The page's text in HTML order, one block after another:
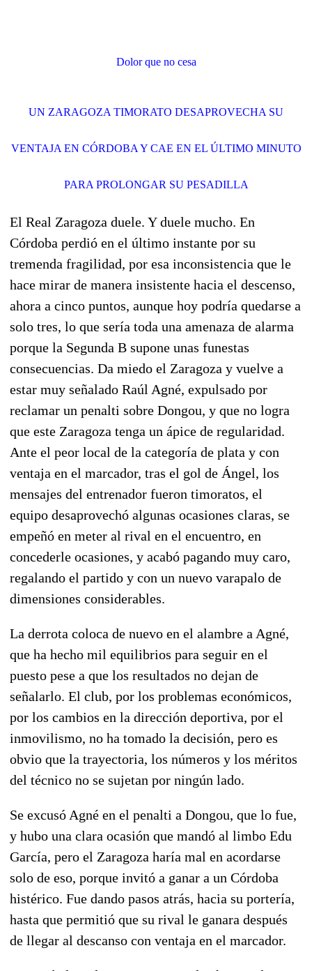
Dolor que no cesa
UN ZARAGOZA TIMORATO DESAPROVECHA SU
VENTAJA EN CÓRDOBA Y CAE EN EL ÚLTIMO MINUTO
PARA PROLONGAR SU PESADILLA
El Real Zaragoza duele. Y duele mucho. En
Córdoba perdió en el último instante por su
tremenda fragilidad, por esa inconsistencia que le
hace mirar de manera insistente hacia el descenso,
ahora a cinco puntos, aunque hoy podría quedarse a
solo tres, lo que sería toda una amenaza de alarma
porque la Segunda B supone unas funestas
consecuencias. Da miedo el Zaragoza y vuelve a
estar muy señalado Raúl Agné, expulsado por
reclamar un penalti sobre Dongou, y que no logra
que este Zaragoza tenga un ápice de regularidad.
Ante el peor local de la categoría de plata y con
ventaja en el marcador, tras el gol de Ángel, los
mensajes del entrenador fueron timoratos, el
equipo desaprovechó algunas ocasiones claras, se
empeñó en meter al rival en el encuentro, en
concederle ocasiones, y acabó pagando muy caro,
regalando el partido y con un nuevo varapalo de
dimensiones considerables.
La derrota coloca de nuevo en el alambre a Agné,
que ha hecho mil equilibrios para seguir en el
puesto pese a que los resultados no dejan de
señalarlo. El club, por los problemas económicos,
por los cambios en la dirección deportiva, por el
inmovilismo, no ha tomado la decisión, pero es
obvio que la trayectoria, los números y los méritos
del técnico no se sujetan por ningún lado.
Se excusó Agné en el penalti a Dongou, que lo fue,
y hubo una clara ocasión que mandó al limbo Edu
García, pero el Zaragoza haría mal en acordarse
solo de eso, porque invitó a ganar a un Córdoba
histérico. Fue dando pasos atrás, hacia su portería,
hasta que permitió que su rival le ganara después
de llegar al descanso con ventaja en el marcador.